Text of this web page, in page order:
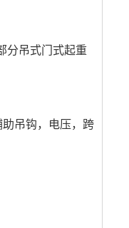
分吊式门式起重
吊钩，电压，跨